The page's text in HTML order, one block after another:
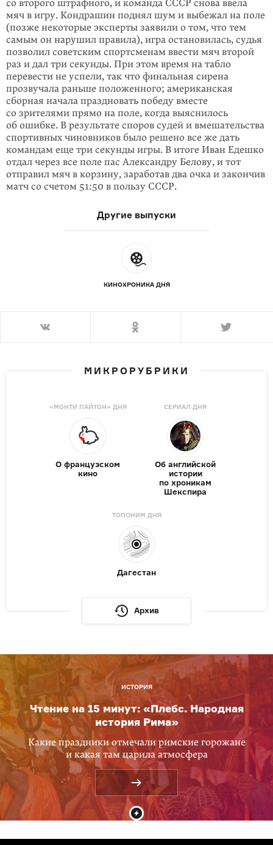
со второго штрафного, и команда СССР снова ввела
мяч в игру. Кондрашин поднял шум и выбежал на поле
(позже некоторые эксперты заявили о том, что тем
самым он нарушил правила), игра остановилась, судья
позволил советским спортсменам ввести мяч второй
раз и дал три секунды. При этом время на табло
перевести не успе­ли, так что финальная сирена
прозвучала раньше положенного; американская
сборная начала праздновать победу вместе
со зрителями прямо на поле, когда выяснилось
об ошибке. В результате споров судей и вмешательства
спортивных чиновников было решено все же дать
командам еще три секунды игры. В итоге Иван Едешко
отдал через все поле пас Александру Белову, и тот
отправил мяч в корзину, заработав два очка и закончив
матч со счетом 51:50 в пользу СССР.
Другие выпуски
КИНОХРОНИКА ДНЯ
МИКРОРУБРИКИ
«МОНТИ ПАЙТОН» ДНЯ
О французском
кино
СЕРИАЛ ДНЯ
Об английской
истории
по хроникам
Шекспира
ТОПОНИМ ДНЯ
Дагестан
Архив
ИСТОРИЯ
Чтение на 15 минут: «Плебс. Народная
история Рима»
Какие праздники отмечали римские горожане
и какая там царила атмосфера